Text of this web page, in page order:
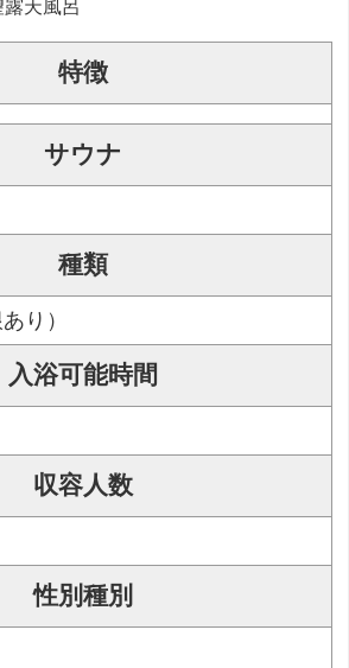
天風呂
特徴
サウナ
種類
り）
入浴可能時間
収容人数
性別種別